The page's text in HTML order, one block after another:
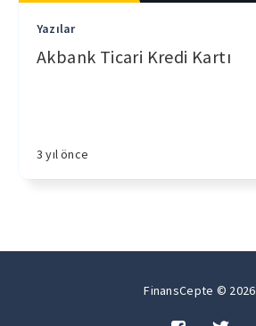
Yazılar
Akbank Ticari Kredi Kartı
3 yıl önce
FinansCepte © 2026